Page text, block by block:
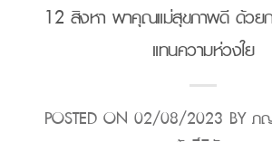
12 สิงหา พาคุณแม่สุขภาพดี ด้วย
แทนความห่วงใย
POSTED ON 02/08/2023 BYภ